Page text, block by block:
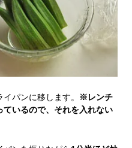
パンに移します。
※レンチ
いるので、それを入れない